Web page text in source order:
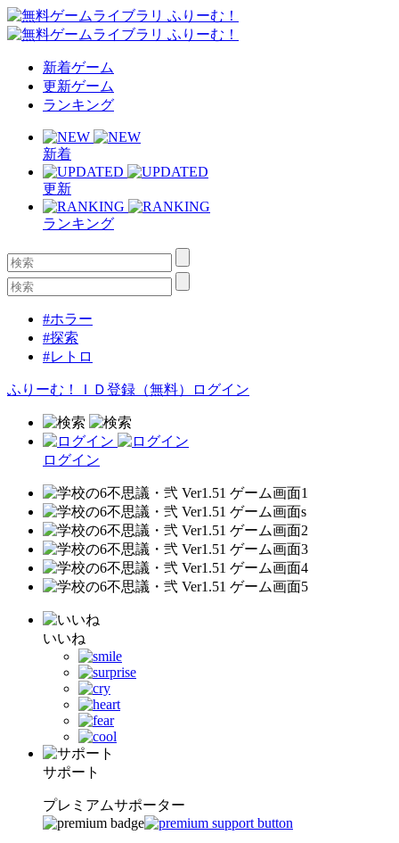
新着ゲーム
更新ゲーム
ランキング
新着
更新
ランキング
#ホラー
#探索
#レトロ
ふりーむ！ＩＤ登録（無料） ログイン
ログイン
いいね
サポート
プレミアムサポーター